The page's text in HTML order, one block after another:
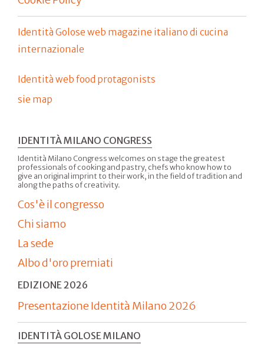
Identità Golose web magazine italiano di cucina
internazionale
Identità web food protagonists
sie map
IDENTITÀ MILANO CONGRESS
Identità Milano Congress welcomes on stage the greatest
professionals of cooking and pastry, chefs who know how to
give an original imprint to their work, in the field of tradition and
along the paths of creativity.
Cos'è il congresso
Chi siamo
La sede
Albo d'oro premiati
EDIZIONE 2026
Presentazione Identità Milano 2026
IDENTITÀ GOLOSE MILANO